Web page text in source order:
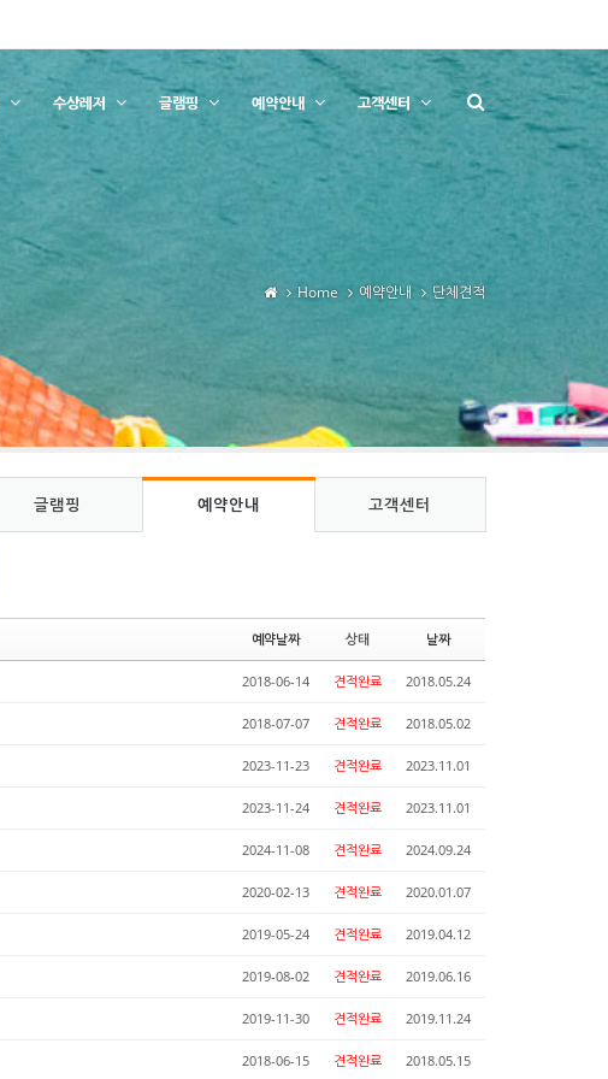
수상레저 글램핑 예약안내 고객센터
Home 예약안내 단체견적
글램핑 예약안내 고객센터
예약날짜 상태 날짜
2018-06-14 견적완료 2018.05.24
2018-07-07 견적완료 2018.05.02
2023-11-23 견적완료 2023.11.01
2023-11-24 견적완료 2023.11.01
2024-11-08 견적완료 2024.09.24
2020-02-13 견적완료 2020.01.07
2019-05-24 견적완료 2019.04.12
2019-08-02 견적완료 2019.06.16
2019-11-30 견적완료 2019.11.24
2018-06-15 견적완료 2018.05.15